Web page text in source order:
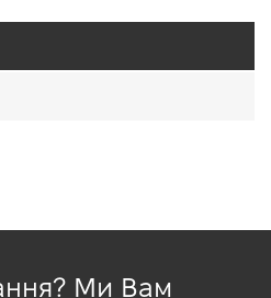
Ми Вам